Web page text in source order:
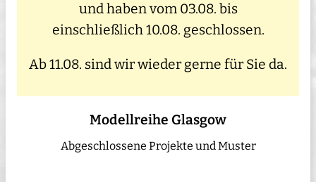
und haben vom 03.08. bis
einschließlich 10.08. geschlossen.
Ab 11.08. sind wir wieder gerne für Sie da.
Modellreihe Glasgow
Abgeschlossene Projekte und Muster